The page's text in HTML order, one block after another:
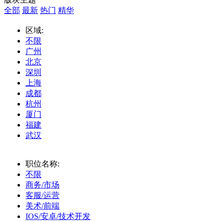
全部 最新 热门 精华
区域:
不限
广州
北京
深圳
上海
成都
杭州
厦门
福建
武汉
职位名称:
不限
商务/市场
客服/运营
美术/前端
IOS/安卓/技术开发